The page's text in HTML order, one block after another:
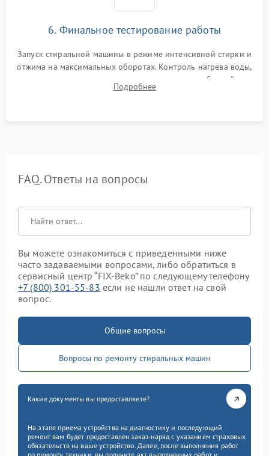
6. Финальное тестирование работы
Запуск стиральной машины в режиме интенсивной стирки и
отжима на максимальных оборотах. Контроль нагрева воды,
корректности слива, отсутствия излишних вибраций,
посторонних стуков и протечек под корпусом.
Подробнее
FAQ. Ответы на вопросы
Вы можете ознакомиться с приведенными ниже
часто задаваемыми вопросами, либо обратиться в
сервисный центр “FIX-Beko” по следующему телефону
+7 (800) 301-55-83 если не нашли ответ на свой
вопрос.
Общие вопросы
Вопросы по ремонту стиральных машин
Какие документы вы предоставляете?
На этапе приема устройства на диагностику и последующий
ремонт вам будет предоставлен заказ-наряд с указанием страховых
обязательств на ваше устройство. Далее, после выполнения работ